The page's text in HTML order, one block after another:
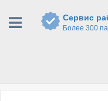
Сервис
Более 300